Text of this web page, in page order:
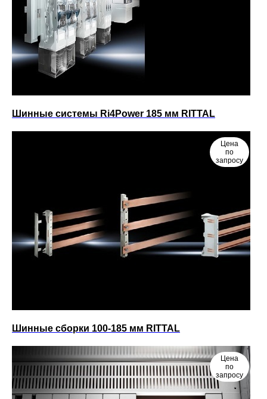
Шинные системы Ri4Power 185 мм RITTAL
Цена
по
запросу
Шинные сборки 100-185 мм RITTAL
Цена
по
запросу